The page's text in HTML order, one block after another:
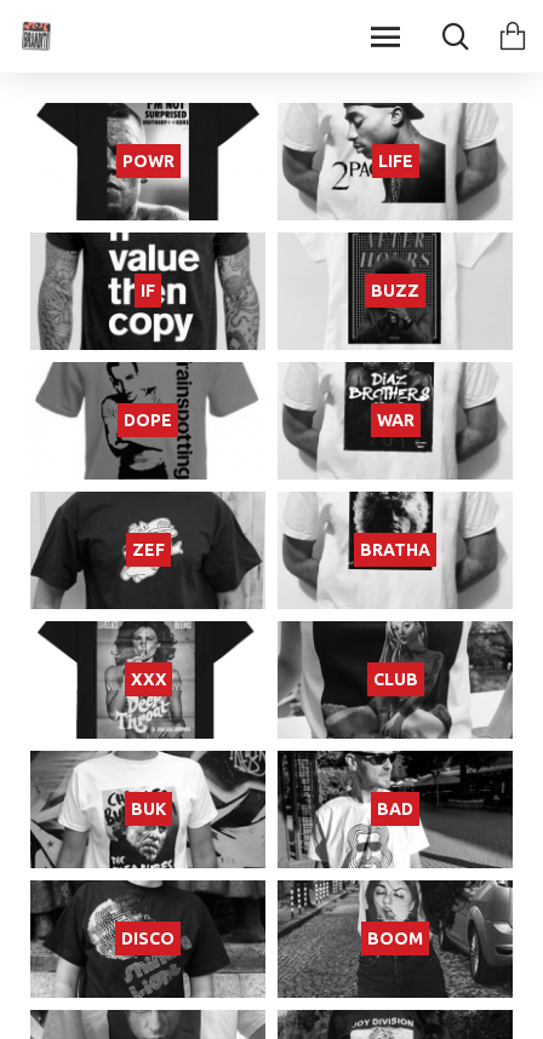
POWR LIFE
IF BUZZ
DOPE WAR
ZEF BRATHA
XXX CLUB
BUK BAD
DISCO BOOM